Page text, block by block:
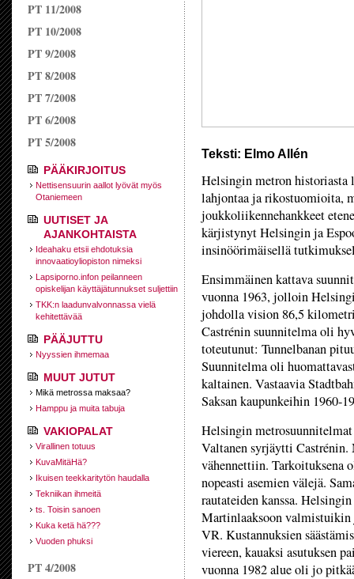
PT 11/2008
PT 10/2008
PT 9/2008
PT 8/2008
PT 7/2008
PT 6/2008
PT 5/2008
PÄÄKIRJOITUS
Nettisensuurin aallot lyövät myös
Otaniemeen
UUTISET JA
AJANKOHTAISTA
Ideahaku etsii ehdotuksia
innovaatioyliopiston nimeksi
Lapsiporno.infon peilanneen
opiskelijan käyttäjätunnukset suljettiin
TKK:n laadunvalvonnassa vielä
kehitettävää
PÄÄJUTTU
Nyyssien ihmemaa
MUUT JUTUT
Mikä metrossa maksaa?
Hamppu ja muita tabuja
VAKIOPALAT
Virallinen totuus
KuvaMitäHä?
Ikuisen teekkaritytön haudalla
Tekniikan ihmeitä
ts. Toisin sanoen
Kuka ketä hä???
Vuoden phuksi
PT 4/2008
Teksti: Elmo Allén
Helsingin metron
lahjontaa ja rikostuomioita,
joukkoliikennehankkeet
kärjistynyt Helsingin ja
insinöörimäisellä
Ensimmäinen kattava
vuonna 1963, jolloin
johdolla vision 86,5
Castrénin suunnitelma oli
toteutunut: Tunnelbanan
Suunnitelma oli
kaltainen. Vastaavia
Saksan kaupunkeihin 1960-
Helsingin
Valtanen syrjäytti Castrénin.
vähennettiin. Tarkoituksena
nopeasti asemien välejä.
rautateiden kanssa.
Martinlaaksoon
VR. Kustannuksien
viereen, kauaksi asutuksen
vuonna 1982 alue oli jo